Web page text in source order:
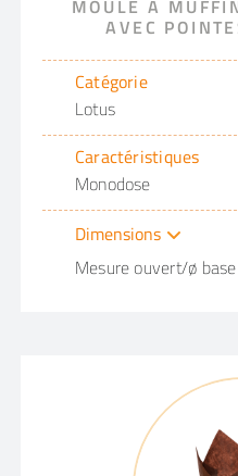
MOULE À
AVEC
Catégorie
Lotus
Caractéristiques
Monodose
Dimensions
Mesure ouvert/ø base